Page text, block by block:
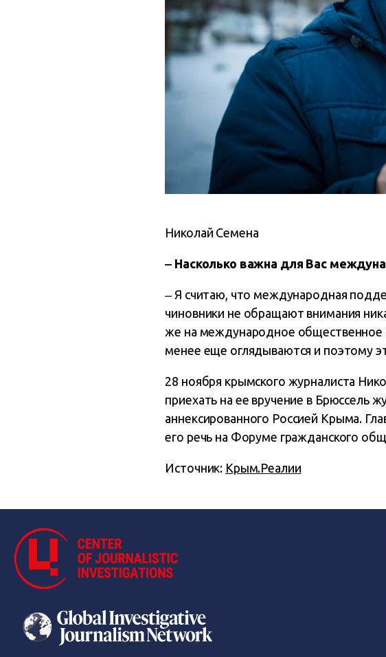
Николай Семена
‒ Насколько важна для Вас
‒ Я считаю, что международная
чиновники не обращают внимания
же на международное общественное
менее еще оглядываются и поэтому
28 ноября крымского журналиста
приехать на ее вручение в Брюссель
аннексированного Россией Крыма.
его речь на Форуме гражданского
Источник: Крым.Реалии